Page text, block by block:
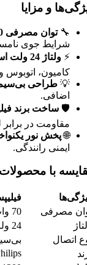
و مزایا
🔧توان مصرفی 70 وات
شرایط جوی
⚡ ولتاژ 24 ولت استاندارد
کامیون، اتوبوس
💡 طراحی
اضافی.
🛡️ ساخت برند
مقاومت در
🌐پخش نور
ایمنی رانندگی.
با
مصرفی
70 وات
24 ولت
اتصال